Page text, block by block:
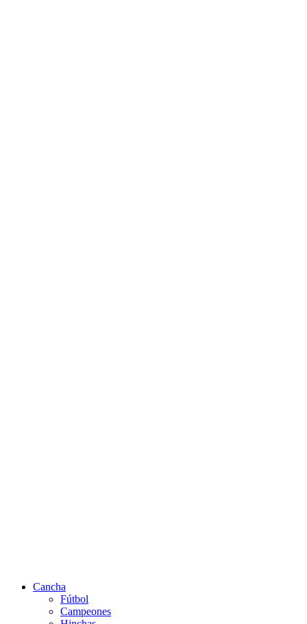
Cancha
Fútbol
Campeones